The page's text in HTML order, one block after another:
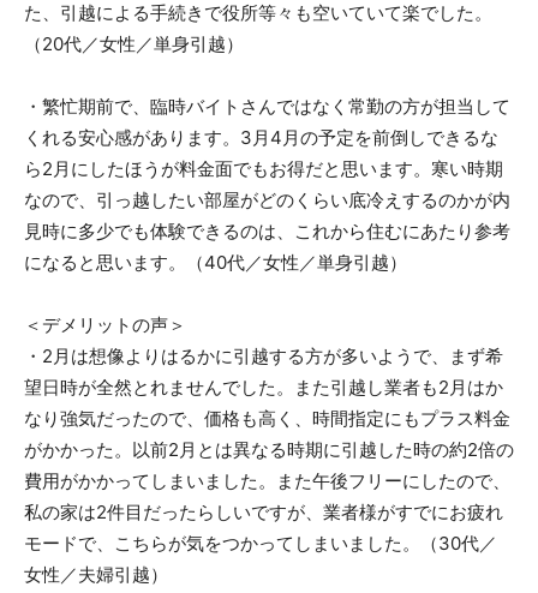
た、引越による手続きで役所等々も空いていて楽でした。
（20代／女性／単身引越）
・繁忙期前で、臨時バイトさんではなく常勤の方が担当して
くれる安心感があります。3月4月の予定を前倒しできるな
ら2月にしたほうが料金面でもお得だと思います。寒い時期
なので、引っ越したい部屋がどのくらい底冷えするのかが内
見時に多少でも体験できるのは、これから住むにあたり参考
になると思います。（40代／女性／単身引越）
＜デメリットの声＞
・2月は想像よりはるかに引越する方が多いようで、まず希
望日時が全然とれませんでした。また引越し業者も2月はか
なり強気だったので、価格も高く、時間指定にもプラス料金
がかかった。以前2月とは異なる時期に引越した時の約2倍の
費用がかかってしまいました。また午後フリーにしたので、
私の家は2件目だったらしいですが、業者様がすでにお疲れ
モードで、こちらが気をつかってしまいました。（30代／
女性／夫婦引越）